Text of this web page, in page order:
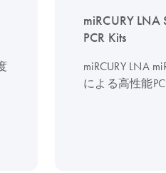
miRCURY LNA
PCR Kits
miRCURY LNA
による高性能